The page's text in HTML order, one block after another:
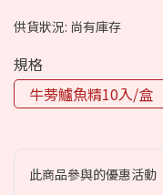
供貨狀況: 尚有庫存
規格
牛蒡鱸魚精10入/盒
此商品參與的優惠活動